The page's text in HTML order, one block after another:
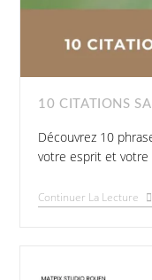
10 CITATIONS
Découvrez 10
votre esprit et votre
Continuer La Lecture